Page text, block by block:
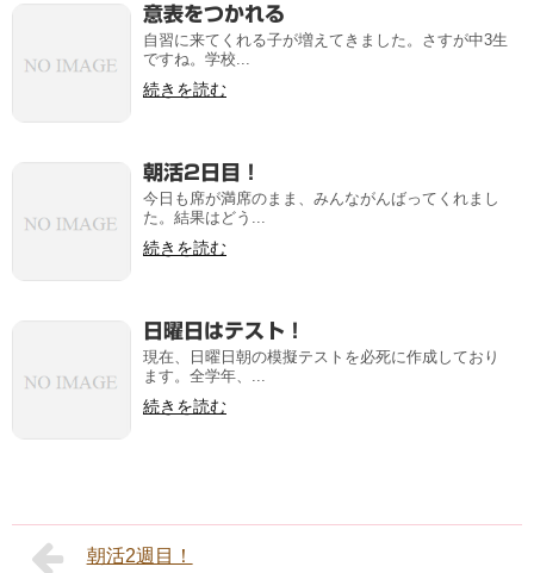
意表をつかれる
自習に来てくれる子が増えてきました。さすが中3生
ですね。学校...
続きを読む
朝活2日目！
今日も席が満席のまま、みんながんばってくれまし
た。結果はどう...
続きを読む
日曜日はテスト！
現在、日曜日朝の模擬テストを必死に作成しており
ます。全学年、...
続きを読む
朝活2週目！